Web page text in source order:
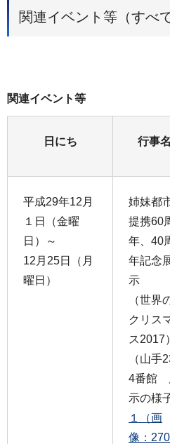
関連イベント等（すべ
関連イベント等
日にち 行事名
平成29年12月
１日（金曜
日）～
12月25日（月
曜日）
姉妹都
提携60
年、40
年記念
示
（世界
クリス
ス2017）
（山手
4番館
示の様
１（画
像：